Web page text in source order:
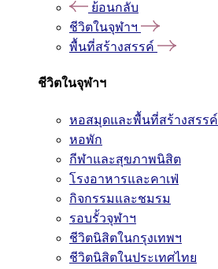
ย้อนกลับ
ชีวิตในจุฬาฯ
พื้นที่สร้างสรรค์
ชีวิตในจุฬาฯ
หอสมุดและพื้นที่สร้างสรรค์
หอพัก
กีฬาและสุขภาพนิสิต
โรงอาหารและคาเฟ่
กิจกรรมและชมรม
รอบรั้วจุฬาฯ
ชีวิตนิสิตในกรุงเทพฯ
ชีวิตนิสิตในประเทศไทย